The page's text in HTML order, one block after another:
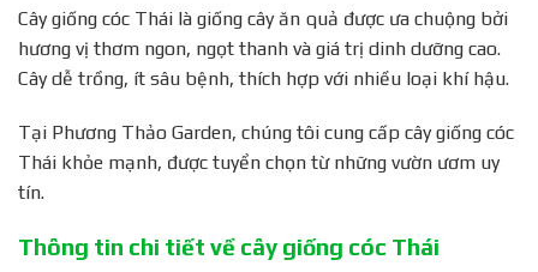
Cây giống cóc Thái là giống cây ăn quả được ưa chuộng bởi
hương vị thơm ngon, ngọt thanh và giá trị dinh dưỡng cao.
Cây dễ trồng, ít sâu bệnh, thích hợp với nhiều loại khí hậu.
Tại Phương Thảo Garden, chúng tôi cung cấp cây giống cóc
Thái khỏe mạnh, được tuyển chọn từ những vườn ươm uy
tín.
Thông tin chi tiết về cây giống cóc Thái